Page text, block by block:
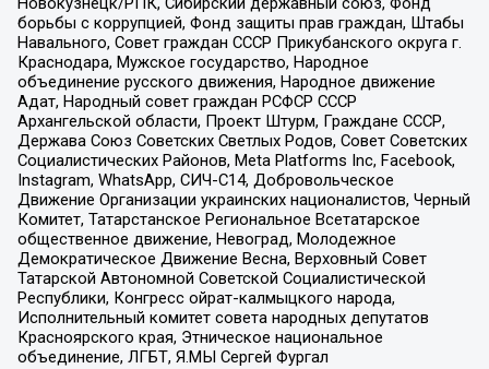
борьбы с коррупцией, Фонд защиты прав граждан, Штабы
Навального, Совет граждан СССР Прикубанского округа г.
Краснодара, Мужское государство, Народное
объединение русского движения, Народное движение
Адат, Народный совет граждан РСФСР СССР
Архангельской области, Проект Штурм, Граждане СССР,
Держава Союз Советских Светлых Родов, Совет Советских
Социалистических Районов, Meta Platforms Inc, Facebook,
Instagram, WhatsApp, СИЧ-С14, Добровольческое
Движение Организации украинских националистов, Черный
Комитет, Татарстанское Региональное Всетатарское
общественное движение, Невоград, Молодежное
Демократическое Движение Весна, Верховный Совет
Татарской Автономной Советской Социалистической
Республики, Конгресс ойрат-калмыцкого народа,
Исполнительный комитет совета народных депутатов
Красноярского края, Этническое национальное
объединение, ЛГБТ, Я.МЫ Сергей Фургал